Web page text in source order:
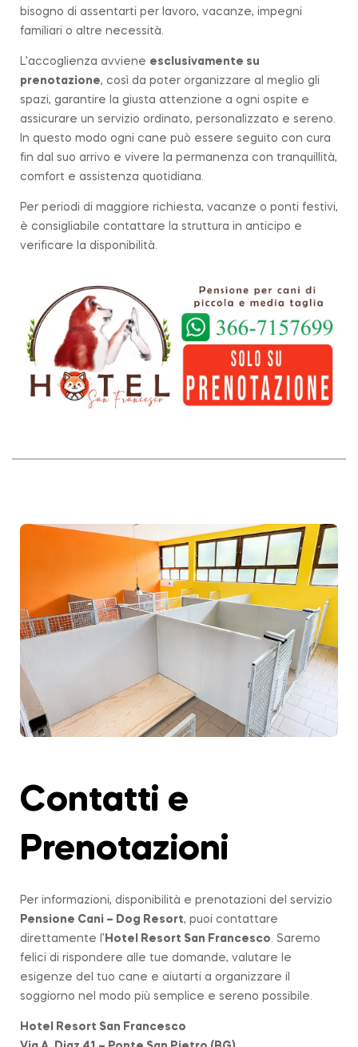
bisogno di assentarti per lavoro, vacanze, impegni
familiari o altre necessità.
L’accoglienza avviene esclusivamente su
prenotazione, così da poter organizzare al meglio gli
spazi, garantire la giusta attenzione a ogni ospite e
assicurare un servizio ordinato, personalizzato e sereno.
In questo modo ogni cane può essere seguito con cura
fin dal suo arrivo e vivere la permanenza con tranquillità,
comfort e assistenza quotidiana.
Per periodi di maggiore richiesta, vacanze o ponti festivi,
è consigliabile contattare la struttura in anticipo e
verificare la disponibilità.
Contatti e
Prenotazioni
Per informazioni, disponibilità e prenotazioni del servizio
Pensione Cani – Dog Resort, puoi contattare
direttamente l’ Hotel Resort San Francesco . Saremo
felici di rispondere alle tue domande, valutare le
esigenze del tuo cane e aiutarti a organizzare il
soggiorno nel modo più semplice e sereno possibile.
Hotel Resort San Francesco